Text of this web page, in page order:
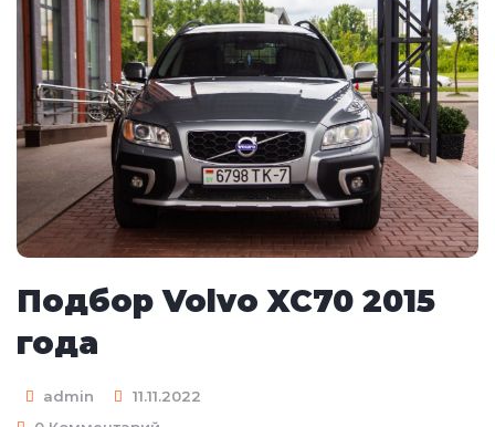
Подбор Volvo XC70 2015
года
admin
11.11.2022